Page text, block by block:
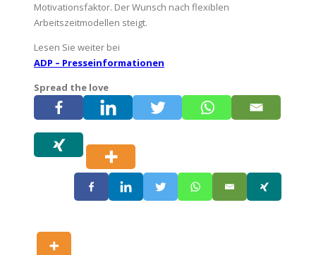
Motivationsfaktor. Der Wunsch nach flexiblen
Arbeitszeitmodellen steigt.
Lesen Sie weiter bei
ADP – Presseinformationen
Spread the love